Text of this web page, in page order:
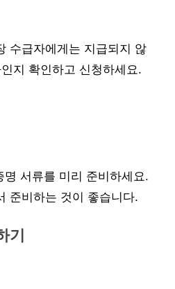
수급자에게는 지급되지 않
지 확인하고 신청하세요.
서류를 미리 준비하세요.
준비하는 것이 좋습니다.
기